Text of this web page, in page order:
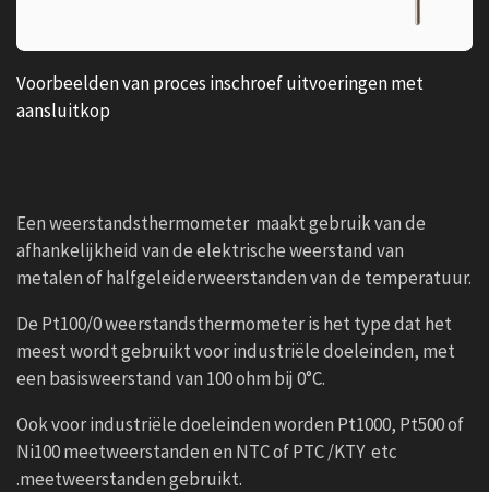
Voorbeelden van proces inschroef uitvoeringen met
aansluitkop
Een weerstandsthermometer maakt gebruik van de
afhankelijkheid van de elektrische weerstand van
metalen of halfgeleiderweerstanden van de temperatuur.
De Pt100/0 weerstandsthermometer is het type dat het
meest wordt gebruikt voor industriële doeleinden, met
een basisweerstand van 100 ohm bij 0°C.
Ook voor industriële doeleinden worden Pt1000, Pt500 of
Ni100 meetweerstanden en NTC of PTC /KTY etc
.meetweerstanden gebruikt.